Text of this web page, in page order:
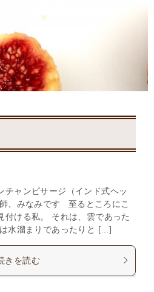
チャンピサージ（インド式ヘッ
、みなみです 至るところにこ
付ける私。 それは、雲であった
水溜まりであったりと […]
きを読む